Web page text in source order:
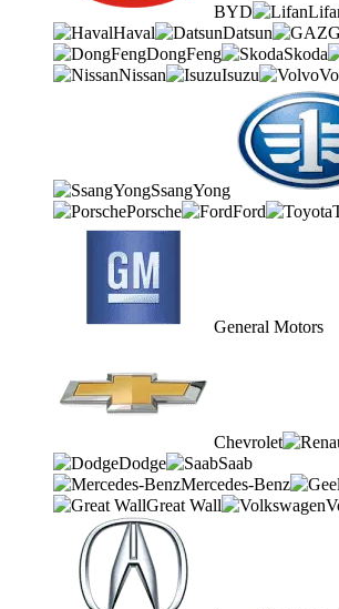
BYD
Haval
Datsun
DongFeng
Skoda
Nissan
Isuzu
SsangYong
Porsche
Ford
General Motors
Chevrolet
Dodge
Saab
Mercedes-Benz
Great Wall